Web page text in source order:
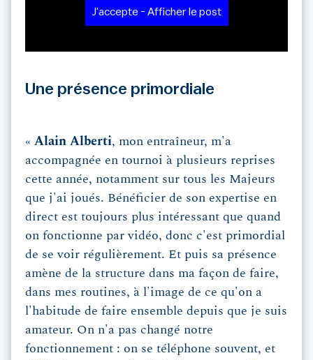
J'accepte - Afficher le post
Une présence primordiale
« Alain Alberti, mon entraîneur, m'a
accompagnée en tournoi à plusieurs reprises
cette année, notamment sur tous les Majeurs
que j'ai joués. Bénéficier de son expertise en
direct est toujours plus intéressant que quand
on fonctionne par vidéo, donc c'est primordial
de se voir régulièrement. Et puis sa présence
amène de la structure dans ma façon de faire,
dans mes routines, à l'image de ce qu'on a
l'habitude de faire ensemble depuis que je suis
amateur. On n'a pas changé notre
fonctionnement : on se téléphone souvent, et